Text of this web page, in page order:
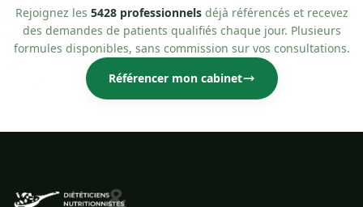
Rejoignez les 5428 professionnelsdéjà référencés et recevez
des demandes de patients qualifiés chaque jour. Plusieurs
formules disponibles, sans commission sur vos consultations.
Référencer mon cabinet